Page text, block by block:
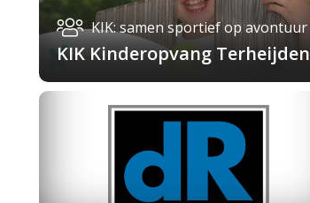
KIK: samen sportief op avontuur
KIK Kinderopvang Terheijden